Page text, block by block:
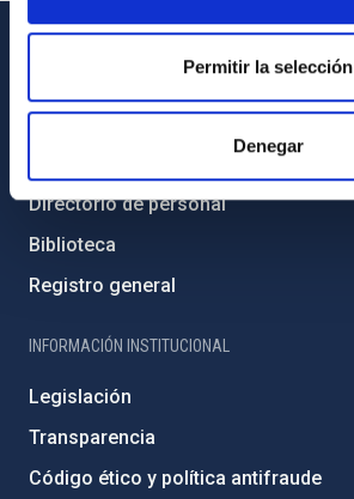
Permitir la selección
Denegar
INFORMACIÓN GENERAL
Contacto
Directorio de personal
Biblioteca
Registro general
INFORMACIÓN INSTITUCIONAL
Legislación
Transparencia
Código ético y política antifraude